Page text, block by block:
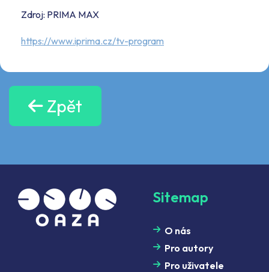
Zdroj: PRIMA MAX
https://www.iprima.cz/tv-program
Zpět
Sitemap
O nás
Pro autory
Pro uživatele